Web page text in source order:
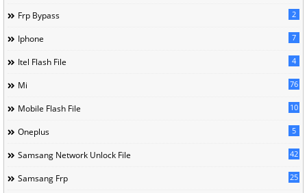
Frp Bypass 2
Iphone 7
Itel Flash File 4
Mi 76
Mobile Flash File 10
Oneplus 5
Samsang Network Unlock File 42
Samsang Frp 25